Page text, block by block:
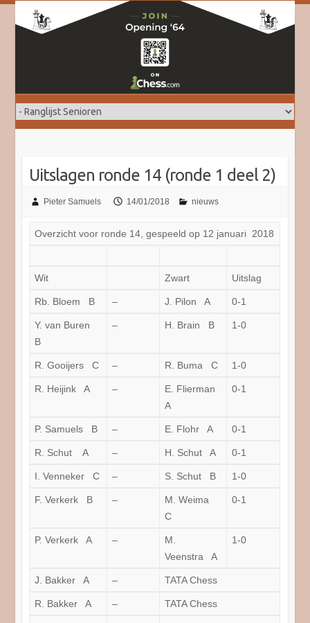
Doorgaan
naar
Uitslagen ronde 14 (ronde 1 deel 2)
Pieter Samuels 14/01/2018 nieuws
Overzicht voor ronde 14, gespeeld op 12 januari 2018
Wit Zwart Uitslag
Rb. Bloem B – J. Pilon A 0-1
Y. van Buren
B
– H. Brain B 1-0
R. Gooijers C – R. Buma C 1-0
R. Heijink A –
E. Flierman
A
0-1
P. Samuels B – E. Flohr A 0-1
R. Schut A – H. Schut A 0-1
I. Venneker C – S. Schut B 1-0
F. Verkerk B –
M. Weima
C
0-1
P. Verkerk A –
M.
Veenstra A
1-0
J. Bakker A – TATA Chess
R. Bakker A – TATA Chess